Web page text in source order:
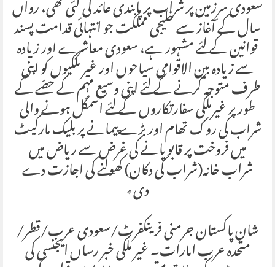
سعودی سرزمین پر شراب پر پابندی عائد کی گئی تھی، رواں
سال کے آغاز سے خلیجی مملکت جو انتہائی قدامت پسند
قوانین کے لئے مشہور ہے، سعودی معاشرے اور زیادہ
سے زیادہ بین الاقوامی سیاحوں اور غیر ملکیوں کو اپنی
طرف متوجہ کرنے کے لئے اپنی وسیع مہم کے حصّے کے
طور پر غیرملکی سفارتکاروں کے لئے اسمگل ہونے والی
شراب کی روک تھام اور بڑے پیمانے پر بلیک مارکیٹ
میں فروخت پر قابو پانے کی غرض سے ریاض میں
شراب خانہ(شراب کی دکان) کھولنے کی اجازت دے
دی٭
شان پاکستان جرمنی فرینکفرٹ/سعودی عرب/قطر/
متحدہ عرب امارات۔ غیر ملکی خبر رساں ایجنسی کی